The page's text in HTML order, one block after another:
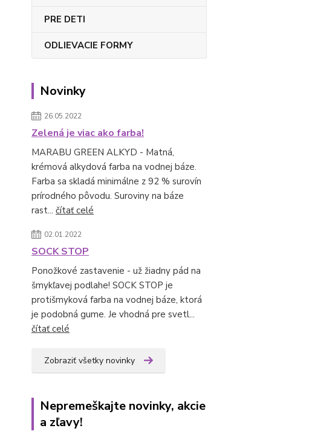
PRE DETI
ODLIEVACIE FORMY
Novinky
26.05.2022
Zelená je viac ako farba!
MARABU GREEN ALKYD - Matná,
krémová alkydová farba na vodnej báze.
Farba sa skladá minimálne z 92 % surovín
prírodného pôvodu. Suroviny na báze
rast... čítať celé
02.01.2022
SOCK STOP
Ponožkové zastavenie - už žiadny pád na
šmykľavej podlahe! SOCK STOP je
protišmyková farba na vodnej báze, ktorá
je podobná gume. Je vhodná pre svetl...
čítať celé
Zobraziť všetky novinky
Nepremeškajte novinky, akcie
a zľavy!